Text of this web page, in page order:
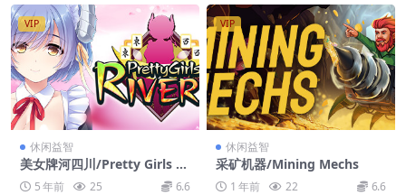
VIP
休闲益智
美女牌河四川/Pretty Girls Ri
vers (Shisen-Sho)
5 年前 25 6.6
VIP
休闲益智
采矿机器/Mining Mechs
1 年前 22 6.6